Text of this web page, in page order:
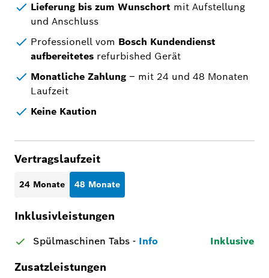
Lieferung bis zum Wunschort mit Aufstellung
und Anschluss
Professionell vom Bosch Kundendienst
aufbereitetesrefurbished Gerät
Monatliche Zahlung– mit 24 und 48 Monaten
Laufzeit
Keine Kaution
Vertragslaufzeit
24 Monate 48 Monate
Inklusivleistungen
Spülmaschinen Tabs- Info Inklusive
Zusatzleistungen